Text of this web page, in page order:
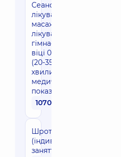
Сеанс
лікувального
масажу та
лікувальної
гімнастики у
віці 0-1 року
(20-35
хвилин), (за
медичними
показаннями)
1070 грн
Шрот-терапія
(індивідуальне
заняття)